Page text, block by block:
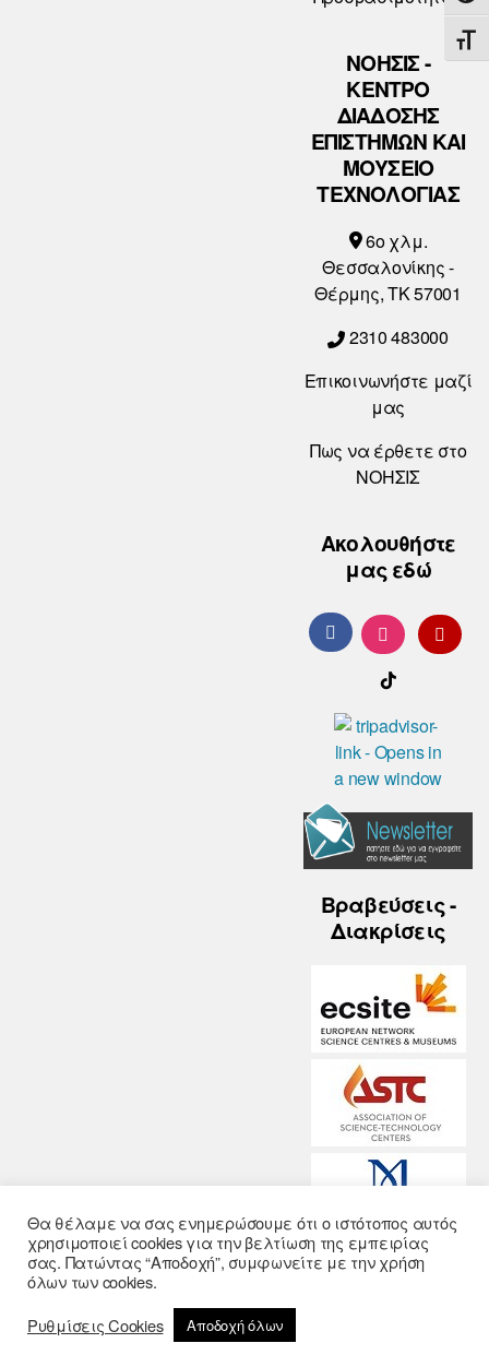
ΝΟΗΣΙΣ -
ΚΕΝΤΡΟ
ΔΙΑΔΟΣΗΣ
ΕΠΙΣΤΗΜΩΝ ΚΑΙ
ΜΟΥΣΕΙΟ
ΤΕΧΝΟΛΟΓΙΑΣ
6o χλμ.
Θεσσαλονίκης -
Θέρμης, ΤΚ 57001
2310 483000
Επικοινωνήστε μαζί
μας
Πως να έρθετε στο
ΝΟΗΣΙΣ
Ακολουθήστε
μας εδώ
Βραβεύσεις -
Διακρίσεις
© 2026Noesis
Θα θέλαμε να σας ενημερώσουμε ότι ο ιστότοπος αυτός
χρησιμοποιεί cookies για την βελτίωση της εμπειρίας
σας. Πατώντας “Αποδοχή”, συμφωνείτε με την χρήση
όλων των cookies.
Ρυθμίσεις Cookies
Αποδοχή όλων